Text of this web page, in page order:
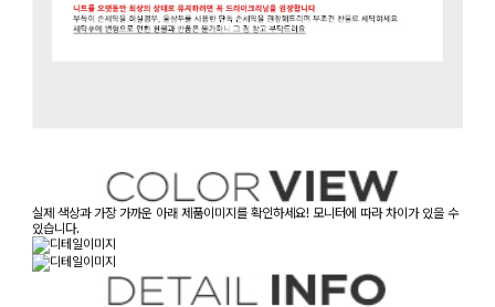
실제 색상과 가장 가까운 아래 제품이미지를 확인하세요! 모니터에 따라 차이가 있을 수
있습니다.